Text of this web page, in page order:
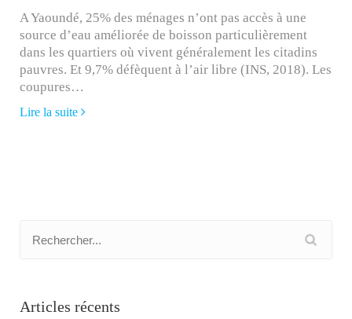
A Yaoundé, 25% des ménages n’ont pas accès à une
source d’eau améliorée de boisson particulièrement
dans les quartiers où vivent généralement les citadins
pauvres. Et 9,7% défèquent à l’air libre (INS, 2018). Les
coupures…
Lire la suite
Articles récents